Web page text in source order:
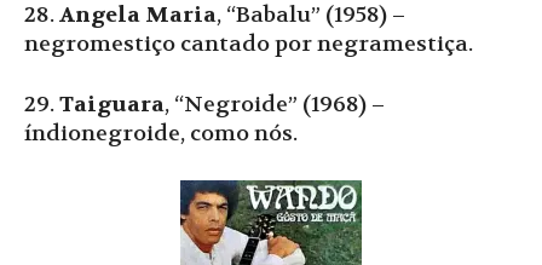
28.Angela Maria, “Babalu” (1958) –
negromestiço cantado por negramestiça.
29.Taiguara, “Negroide” (1968) –
índionegroide, como nós.